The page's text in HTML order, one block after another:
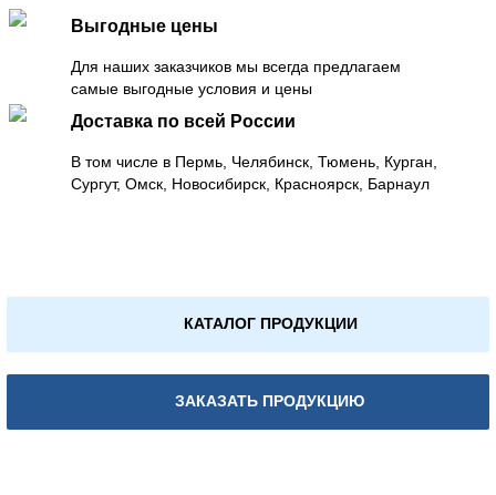
Выгодные цены
Для наших заказчиков мы всегда предлагаем
самые выгодные условия и цены
Доставка по всей России
В том числе в Пермь, Челябинск, Тюмень, Курган,
Сургут, Омск, Новосибирск, Красноярск, Барнаул
КАТАЛОГ ПРОДУКЦИИ
ЗАКАЗАТЬ ПРОДУКЦИЮ